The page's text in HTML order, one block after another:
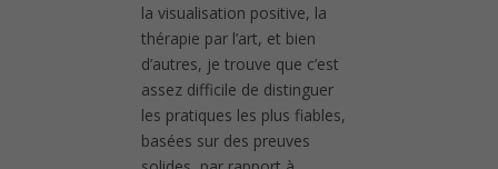
la visualisation positive, la
thérapie par l’art, et bien
d’autres, je trouve que c’est
assez difficile de distinguer
les pratiques les plus fiables,
basées sur des preuves